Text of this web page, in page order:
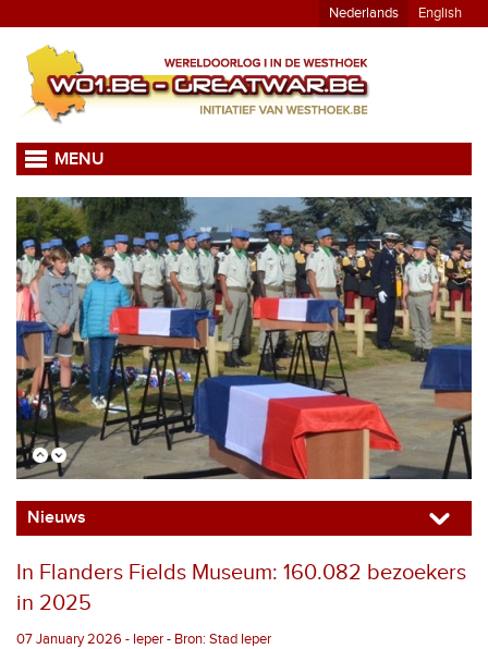
Nederlands English
MENU
Nieuws
In Flanders Fields Museum: 160.082 bezoekers
in 2025
07 January 2026 - Ieper - Bron: Stad Ieper